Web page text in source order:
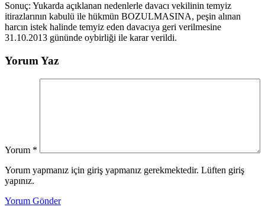
Sonuç: Yukarda açıklanan nedenlerle davacı vekilinin temyiz
itirazlarının kabulü ile hükmün BOZULMASINA, peşin alınan
harcın istek halinde temyiz eden davacıya geri verilmesine
31.10.2013 gününde oybirliği ile karar verildi.
Yorum Yaz
Yorum *
Yorum yapmanız için giriş yapmanız gerekmektedir. Lüften giriş
yapınız.
Yorum Gönder